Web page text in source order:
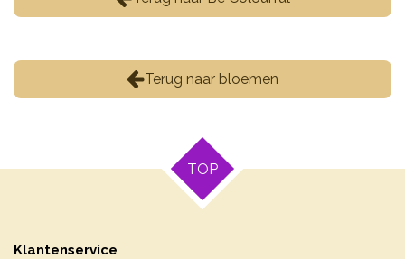
Terug naar bloemen
TOP
Klantenservice